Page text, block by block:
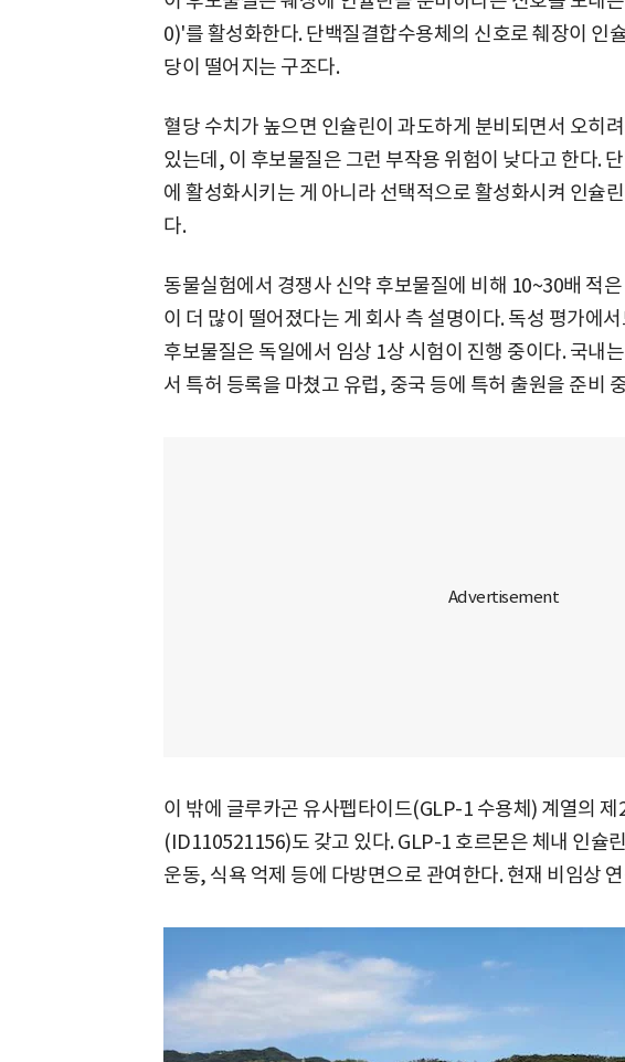
0)'를 활성화한다. 단백질결합수용체의 신호로 췌장이 인
당이 떨어지는 구조다.
혈당 수치가 높으면 인슐린이 과도하게 분비되면서 오히
있는데, 이 후보물질은 그런 부작용 위험이 낮다고 한다.
에 활성화시키는 게 아니라 선택적으로 활성화시켜 인슐
다.
동물실험에서 경쟁사 신약 후보물질에 비해 10~30배 적
이 더 많이 떨어졌다는 게 회사 측 설명이다. 독성 평가에
후보물질은 독일에서 임상 1상 시험이 진행 중이다. 국내
서 특허 등록을 마쳤고 유럽, 중국 등에 특허 출원을 준비
이 밖에 글루카곤 유사펩타이드(GLP-1 수용체) 계열의
(ID110521156)도 갖고 있다. GLP-1 호르몬은 체내 인슐
운동, 식욕 억제 등에 다방면으로 관여한다. 현재 비임상